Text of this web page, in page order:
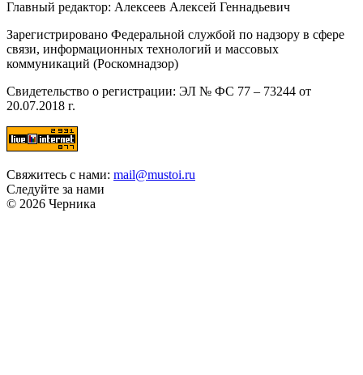
Главный редактор: Алексеев Алексей Геннадьевич
Зарегистрировано Федеральной службой по надзору в сфере
связи, информационных технологий и массовых
коммуникаций (Роскомнадзор)
Свидетельство о регистрации: ЭЛ № ФС 77 – 73244 от
20.07.2018 г.
Свяжитесь с нами: mail@mustoi.ru
Следуйте за нами
© 2026 Черника